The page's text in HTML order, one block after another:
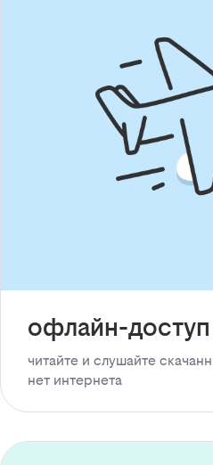
офлайн-доступ
читайте и слушайте
нет интернета